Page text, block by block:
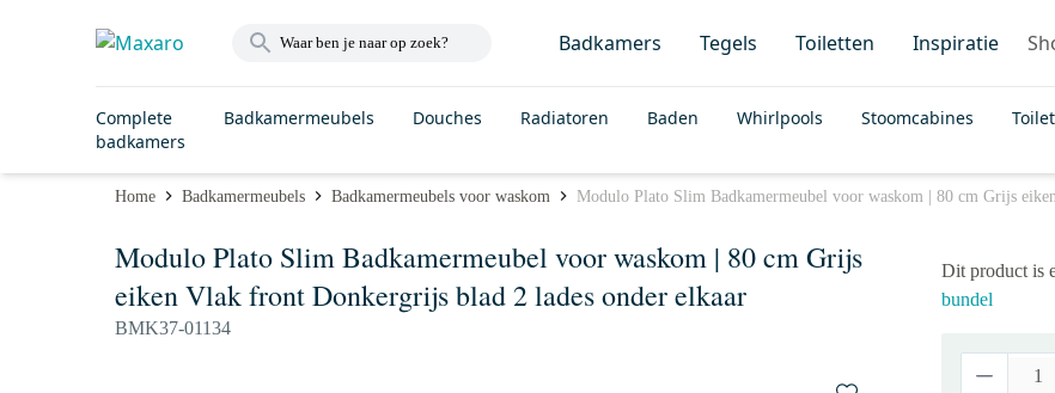
Badkamers Tegels Toiletten Inspiratie
Complete
badkamers
Badkamermeubels Douches Radiatoren Baden Whirlpools Stoomcabines
Home Badkamermeubels Badkamermeubels voor waskom Modulo Plato Slim Badkamermeubel voor waskom | 80 cm Grijs
Modulo Plato Slim Badkamermeubel voor waskom | 80 cm Grijs
eiken Vlak front Donkergrijs blad 2 lades onder elkaar
BMK37-01134
Dit product is
bundel